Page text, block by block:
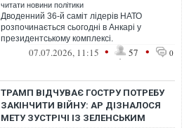
читати новини політики
Дводенний 36-й саміт лідерів НАТО
розпочинається сьогодні в Анкарі у
президентському комплексі.
07.07.2026, 11:15 • 57 • 0
ТРАМП ВІДЧУВАЄ ГОСТРУ ПОТРЕБУ
ЗАКІНЧИТИ ВІЙНУ: AP ДІЗНАЛОСЯ
МЕТУ ЗУСТРІЧІ ІЗ ЗЕЛЕНСЬКИМ